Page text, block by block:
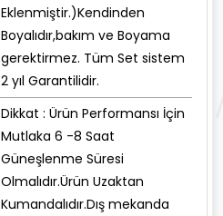
Eklenmiştir.)Kendinden
Boyalıdır,bakım ve Boyama
gerektirmez. Tüm Set sistem
2 yıl Garantilidir.
Dikkat : Ürün Performansı İçin
Mutlaka 6 -8 Saat
Güneşlenme Süresi
Olmalıdır.Ürün Uzaktan
Kumandalıdır.Dış mekanda